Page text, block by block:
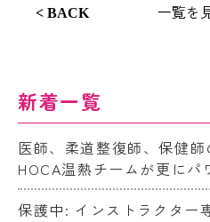
< BACK 一覧を
新着一覧
医師、柔道整復師、保健師
HOCA温熱チームが更に
保護中: インストラクター